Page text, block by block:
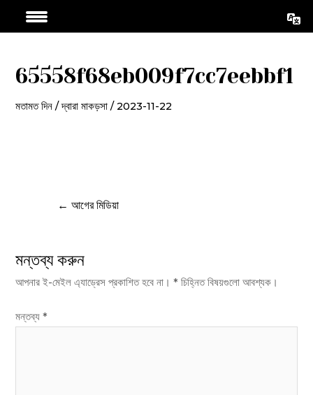
65558f68eb009f7cc7eebbf1
মতামত দিন / দ্বারামাকড়সা/2023-11-22
পোস্ট
← আগের মিডিয়া
মন্তব্য করুন
আপনার ই-মেইল এ্যাড্রেস প্রকাশিত হবে না। * চিহ্নিত বিষয়গুলো আবশ্যক।
মন্তব্য*